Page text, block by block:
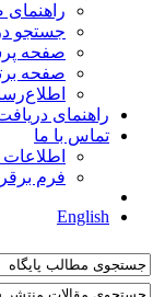
راهنمای
جستجو در
صفحه
صفحه
راهنمای
تماس با ما
اطلاعات
فرم
English